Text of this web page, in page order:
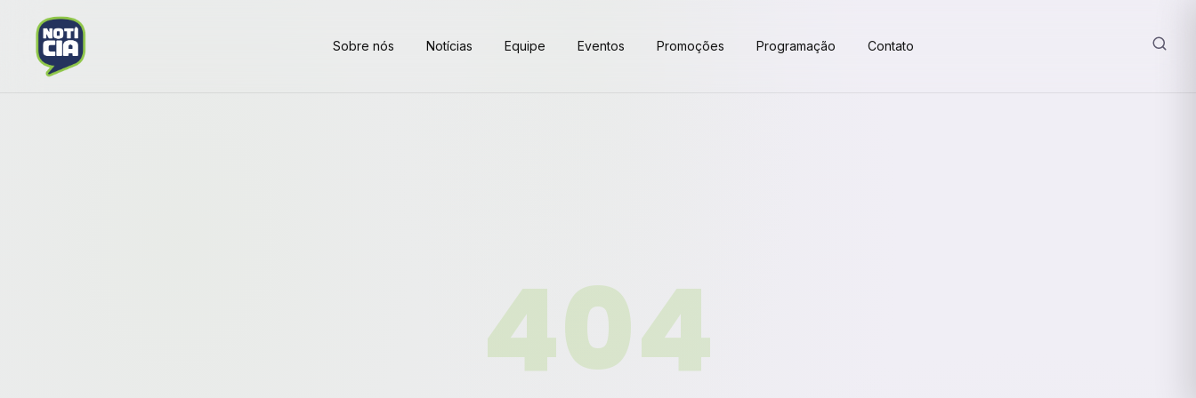
Sobre nós Notícias Equipe Eventos Promoções Programação Contato
404